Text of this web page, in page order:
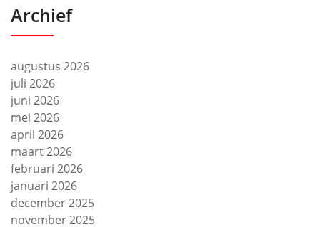
Archief
augustus 2026
juli 2026
juni 2026
mei 2026
april 2026
maart 2026
februari 2026
januari 2026
december 2025
november 2025